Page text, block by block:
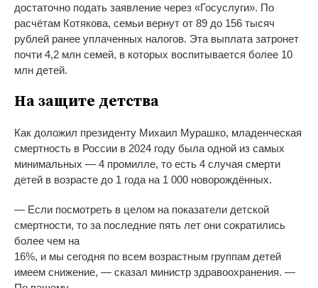
достаточно подать заявление через «Госуслуги». По
расчётам Котякова, семьи вернут от 89 до 156 тысяч
рублей ранее уплаченных налогов. Эта выплата затронет
почти 4,2 млн семей, в которых воспитывается более 10
млн детей.
На защите детства
Как доложил президенту Михаил Мурашко, младенческая
смертность в России в 2024 году была одной из самых
минимальных — 4 промилле, то есть 4 случая смерти
детей в возрасте до 1 года на 1 000 новорождённых.
— Если посмотреть в целом на показатели детской
смертности, то за последние пять лет они сократились
более чем на
16%, и мы сегодня по всем возрастным группам детей
имеем снижение, — сказал министр здравоохранения. —